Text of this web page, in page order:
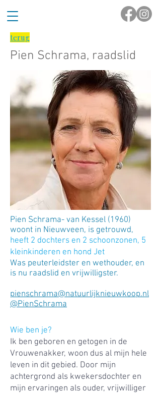
terug
Pien Schrama, raadslid
Pien Schrama- van Kessel (1960)
woont in Nieuwveen, is getrouwd,
heeft 2 dochters en 2 schoonzonen, 5
kleinkinderen en hond Jet
Was peuterleidster en wethouder, en
is nu raadslid en vrijwilligster.
pienschrama@natuurlijknieuwkoop.nl
@PienSchrama
Wie ben je?
Ik ben geboren en getogen in de
Vrouwenakker, woon dus al mijn hele
leven in dit gebied. Door mijn
achtergrond als kwekersdochter en
mijn ervaringen als ouder, vrijwilliger